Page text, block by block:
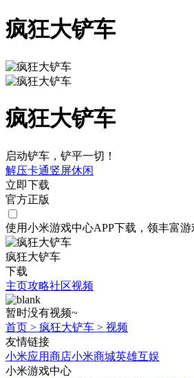
疯狂大铲车
疯狂大铲车
启动铲车，铲平一切！
解压卡通竖屏休闲
立即下载
官方正版
使用小米游戏中心APP下载 ，领丰富游
疯狂大铲车
下载
主页攻略社区视频
暂时没有视频~
首页 > 疯狂大铲车 > 视频
友情链接
小米应用商店小米商城英雄互娱
小米游戏中心